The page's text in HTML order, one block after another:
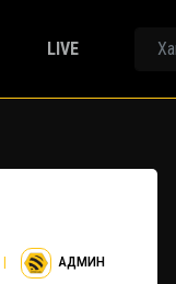
LIVE
| АДМИН